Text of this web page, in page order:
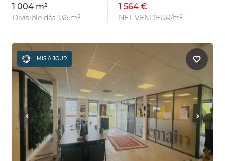
1 004 m²
Divisible dès 136 m²
1 564 €
NET VENDEUR/m²
MIS À JOUR